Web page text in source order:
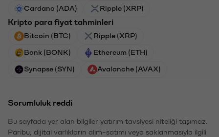
Cardano (ADA) Ripple (XRP)
Kripto para fiyat tahminleri
Bitcoin (BTC) Ripple (XRP)
Bonk (BONK) Ethereum (ETH)
Synapse (SYN) Avalanche (AVAX)
Sorumluluk reddi
Bu sayfada yer alan bilgiler yatırım tavsiyesi niteliği taşımaz.
Paribu, dijital varlıkların alım-satımı veya saklanmasıyla ilgili